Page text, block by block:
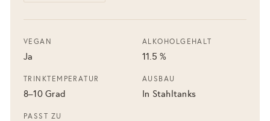
VEGAN
Ja
ALKOHOLGEHALT
11.5 %
TRINKTEMPERATUR
8–10 Grad
AUSBAU
In Stahltanks
PASST ZU